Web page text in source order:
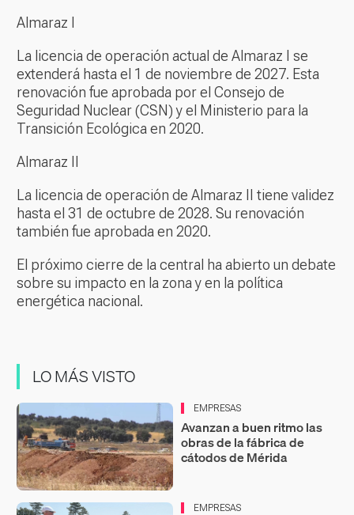
Almaraz I
La licencia de operación actual de Almaraz I se
extenderá hasta el 1 de noviembre de 2027. Esta
renovación fue aprobada por el Consejo de
Seguridad Nuclear (CSN) y el Ministerio para la
Transición Ecológica en 2020.
Almaraz II
La licencia de operación de Almaraz II tiene validez
hasta el 31 de octubre de 2028. Su renovación
también fue aprobada en 2020.
El próximo cierre de la central ha abierto un debate
sobre su impacto en la zona y en la política
energética nacional.
LO MÁS VISTO
EMPRESAS
Avanzan a buen ritmo las
obras de la fábrica de
cátodos de Mérida
EMPRESAS